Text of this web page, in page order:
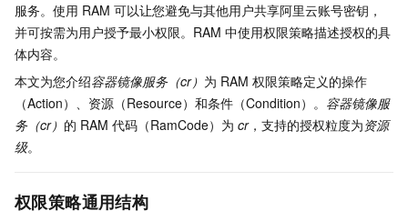
服务。使用 RAM 可以让您避免与其他用户共享阿里云账号密钥，
并可按需为用户授予最小权限。RAM 中使用权限策略描述授权的具
体内容。
本文为您介绍容器镜像服务（cr） 为 RAM 权限策略定义的操作
（Action）、资源（Resource）和条件（Condition）。 容器镜像服
务（cr） 的 RAM 代码（RamCode）为 cr，支持的授权粒度为资源
级。
权限策略通用结构